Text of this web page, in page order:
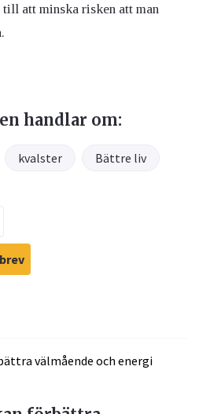
att minska risken att man
handlar om:
kvalster Bättre liv